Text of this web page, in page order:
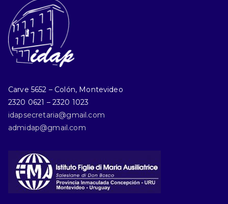
Carve 5652 – Colón, Montevideo
2320 0621 – 2320 1023
idapsecretaria@gmail.com
admidap@gmail.com